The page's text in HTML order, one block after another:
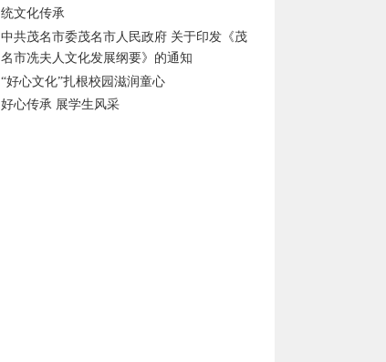
统文化传承
中共茂名市委茂名市人民政府 关于印发《茂
名市冼夫人文化发展纲要》的通知
“好心文化”扎根校园滋润童心
好心传承 展学生风采